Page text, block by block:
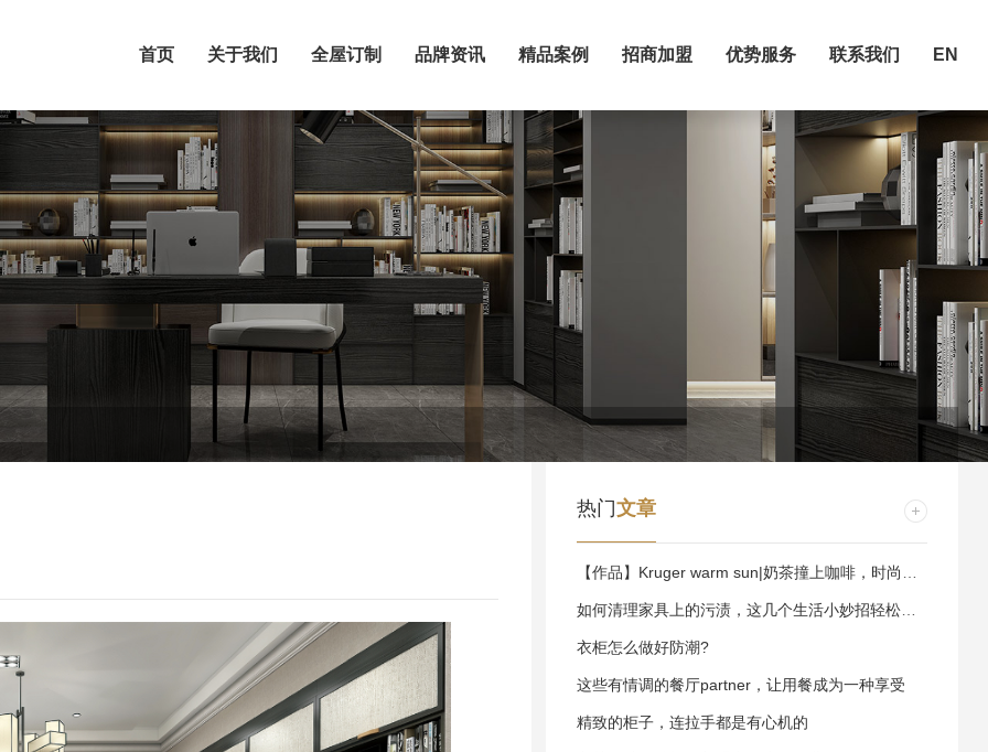
首页 关于我们
关于我们
全屋订制
全屋订制
品牌资讯
品牌资讯
精品案例
精品案例
招商加盟 优势服务
优势服务
联系我们
联系我们
EN
热门文章
如何清理家具上的污渍，这几个生活小妙招轻松解决
衣柜怎么做好防潮?
这些有情调的餐厅partner，让用餐成为一种享受
精致的柜子，连拉手都是有心机的